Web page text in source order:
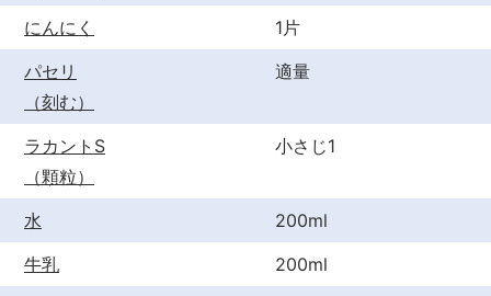
にんにく
1片
パセリ
（刻む）
適量
ラカントS
（顆粒）
小さじ1
水
200ml
牛乳
200ml